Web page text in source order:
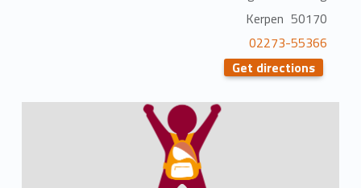
50170 Kerpen
02273-55366
Get directions